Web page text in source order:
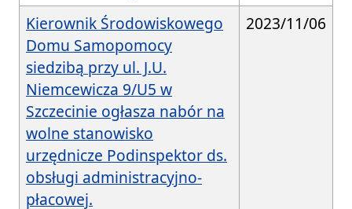
Kierownik Środowiskowego
Domu Samopomocy
siedzibą przy ul. J.U.
Niemcewicza 9/U5 w
Szczecinie ogłasza nabór na
wolne stanowisko
urzędnicze Podinspektor ds.
obsługi administracyjno-
płacowej.
2023/11/06